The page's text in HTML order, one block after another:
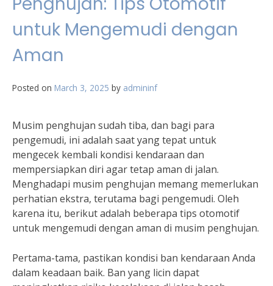
untuk Mengemudi dengan
Aman
Posted on March 3, 2025 by admininf
Musim penghujan sudah tiba, dan bagi para
pengemudi, ini adalah saat yang tepat untuk
mengecek kembali kondisi kendaraan dan
mempersiapkan diri agar tetap aman di jalan.
Menghadapi musim penghujan memang memerlukan
perhatian ekstra, terutama bagi pengemudi. Oleh
karena itu, berikut adalah beberapa tips otomotif
untuk mengemudi dengan aman di musim penghujan.
Pertama-tama, pastikan kondisi ban kendaraan Anda
dalam keadaan baik. Ban yang licin dapat